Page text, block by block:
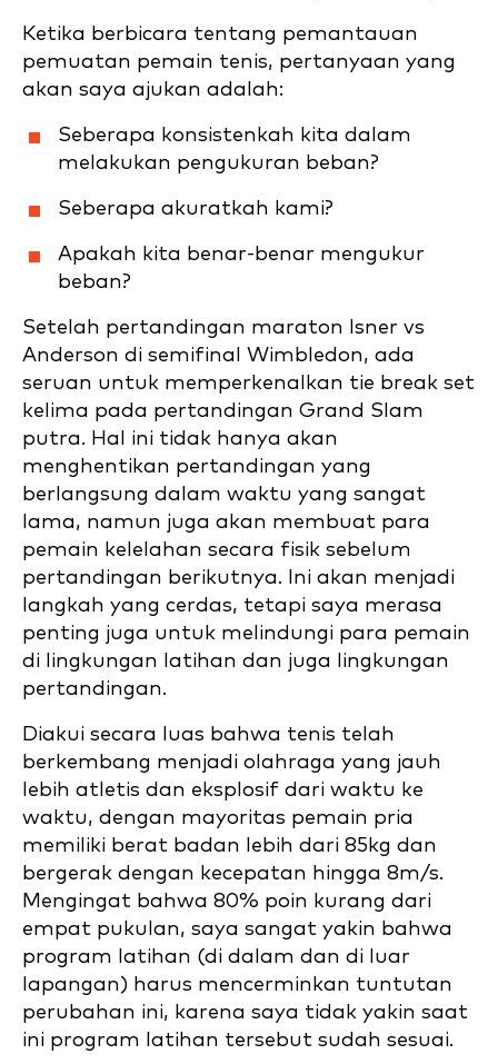
Ketika berbicara tentang pemantauan
pemuatan pemain tenis, pertanyaan yang
akan saya ajukan adalah:
Seberapa konsistenkah kita dalam
melakukan pengukuran beban?
Seberapa akuratkah kami?
Apakah kita benar-benar mengukur
beban?
Setelah pertandingan maraton Isner vs
Anderson di semifinal Wimbledon, ada
seruan untuk memperkenalkan tie break set
kelima pada pertandingan Grand Slam
putra. Hal ini tidak hanya akan
menghentikan pertandingan yang
berlangsung dalam waktu yang sangat
lama, namun juga akan membuat para
pemain kelelahan secara fisik sebelum
pertandingan berikutnya. Ini akan menjadi
langkah yang cerdas, tetapi saya merasa
penting juga untuk melindungi para pemain
di lingkungan latihan dan juga lingkungan
pertandingan.
Diakui secara luas bahwa tenis telah
berkembang menjadi olahraga yang jauh
lebih atletis dan eksplosif dari waktu ke
waktu, dengan mayoritas pemain pria
memiliki berat badan lebih dari 85kg dan
bergerak dengan kecepatan hingga 8m/s.
Mengingat bahwa 80% poin kurang dari
empat pukulan, saya sangat yakin bahwa
program latihan (di dalam dan di luar
lapangan) harus mencerminkan tuntutan
perubahan ini, karena saya tidak yakin saat
ini program latihan tersebut sudah sesuai.